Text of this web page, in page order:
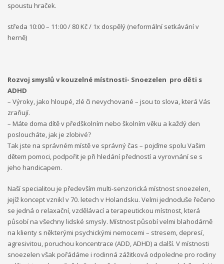
spoustu hraček.
středa 10:00 – 11:00 / 80 Kč / 1x dospělý (neformální setkávání v
herně)
Rozvoj smyslů v kouzelné místnosti- Snoezelen pro děti s
ADHD
– Výroky, jako hloupé, zlé či nevychované – jsou to slova, která Vás
zraňují.
– Máte doma dítě v předškolním nebo školním věku a každý den
posloucháte, jak je zlobivé?
Tak jste na správném místě ve správný čas – pojďme spolu Vašim
dětem pomoci, podpořit je při hledání předností a vyrovnání se s
jeho handicapem.
Naší specialitou je především multi-senzorická místnost snoezelen,
jejíž koncept vznikl v 70. letech v Holandsku. Velmi jednoduše řečeno
se jedná o relaxační, vzdělávací a terapeutickou místnost, která
působí na všechny lidské smysly. Místnost působí velmi blahodárně
na klienty s některými psychickými nemocemi – stresem, depresí,
agresivitou, poruchou koncentrace (ADD, ADHD) a další. V místnosti
snoezelen však pořádáme i rodinná zážitková odpoledne pro rodiny